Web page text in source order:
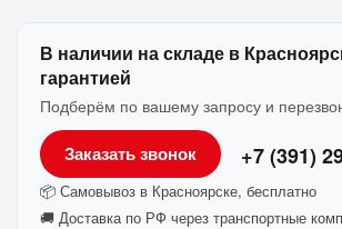
В наличии на складе в
гарантией
Подберём по вашему запросу и
Заказать звонок +7 (391)
📦 Самовывоз в Красноярске, бесплатно
🚚 Доставка по РФ через транспортные